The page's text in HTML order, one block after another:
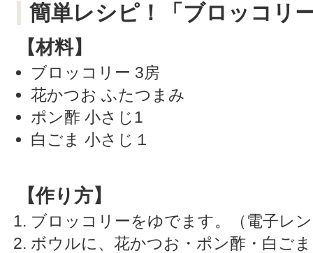
簡単レシピ！「ブロッコリ
【材料】
ブロッコリー 3房
花かつお ふたつまみ
ポン酢 小さじ1
白ごま 小さじ１
【作り方】
ブロッコリーをゆでます。（電子レ
ボウルに、花かつお・ポン酢・白ご